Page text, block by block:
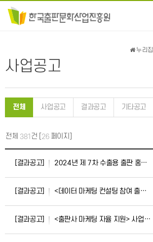
사업공고
누리집
전체 사업공고 결과공고 기타공고
전체 381 건 [ 26페이지]
[결과공고] 2024년 제 7차 수출용 출판 홍보자료(초록·샘플)지원 사업 선정 결과 공고 및 향후 일…
[결과공고] <데이터 마케팅 컨설팅 참여 출판사 모집> 선정 결과 공고
[결과공고] <출판사 마케팅 자율 지원> 사업 선정 결과 공고